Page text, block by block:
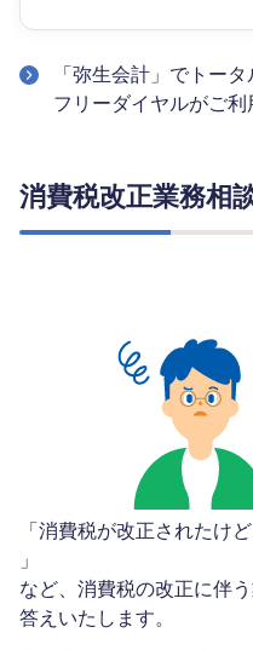
「弥生会計」でトー
フリーダイヤルがご
消費税改正業務相
「消費税が改正されたけ
」
など、消費税の改正に伴
答えいたします。